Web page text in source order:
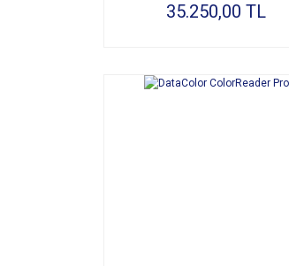
35.250,00 TL